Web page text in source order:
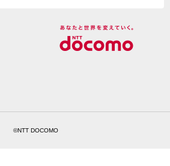
©NTT DOCOMO